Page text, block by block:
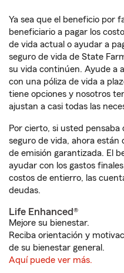
Ya sea que el beneficio por
beneficiario a pagar los
de vida actual o ayudar a
seguro de vida de State
su vida continúen. Ayude a
con una póliza de vida a
tiene opciones y nosotros
ajustan a casi todas las
Por cierto, si usted pensaba
seguro de vida, ahora están
de emisión garantizada. El
ayudar con los gastos
costos de entierro, las
deudas.
Life Enhanced®
Mejore su bienestar.
Reciba orientación y
de su bienestar general.
Aquí puede ver más.